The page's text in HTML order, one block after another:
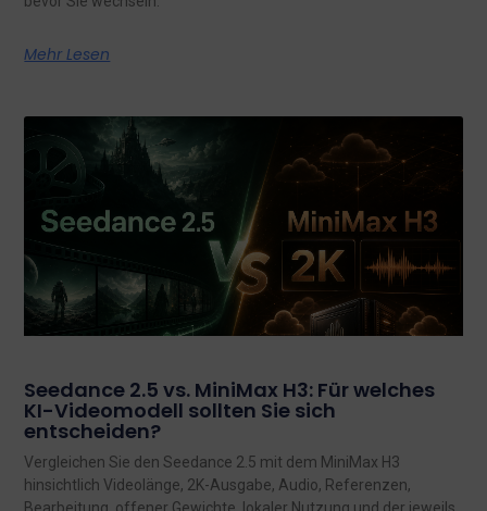
Mehr Lesen
Seedance 2.5 vs. MiniMax H3: Für welches
KI-Videomodell sollten Sie sich
entscheiden?
Vergleichen Sie den Seedance 2.5 mit dem MiniMax H3
hinsichtlich Videolänge, 2K-Ausgabe, Audio, Referenzen,